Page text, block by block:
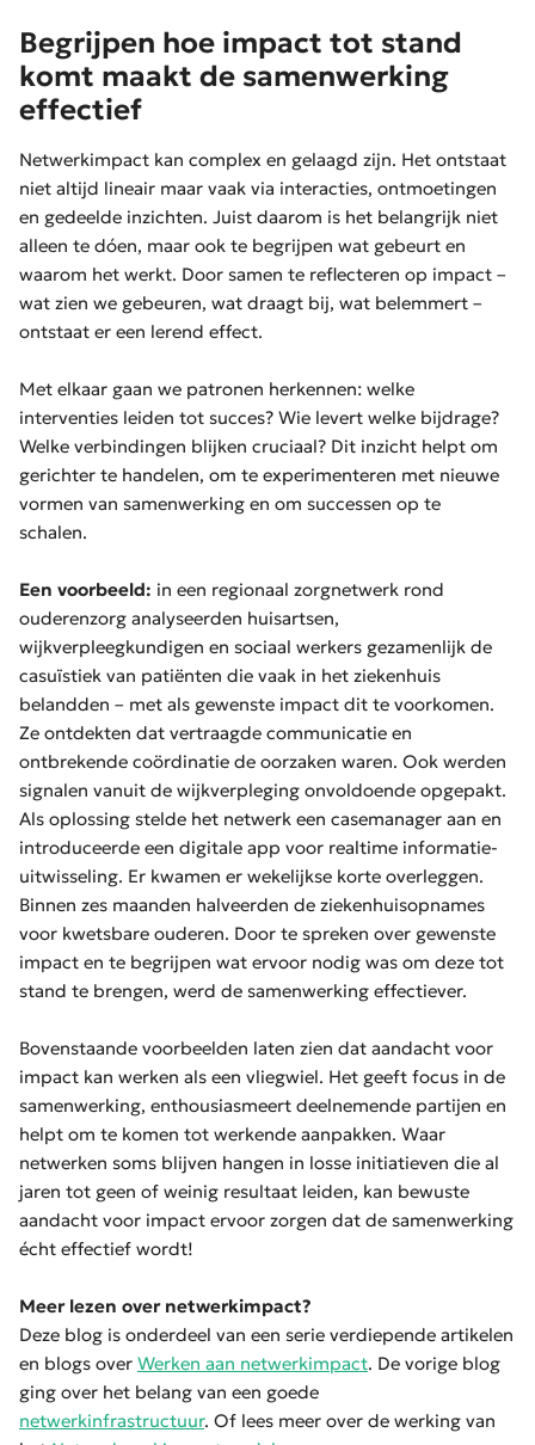
Begrijpen hoe impact tot stand
komt maakt de samenwerking
effectief
Netwerkimpact kan complex en gelaagd zijn. Het ontstaat
niet altijd lineair maar vaak via interacties, ontmoetingen
en gedeelde inzichten. Juist daarom is het belangrijk niet
alleen te dóen, maar ook te begrijpen wat gebeurt en
waarom het werkt. Door samen te reflecteren op impact –
wat zien we gebeuren, wat draagt bij, wat belemmert –
ontstaat er een lerend effect.
Met elkaar gaan we patronen herkennen: welke
interventies leiden tot succes? Wie levert welke bijdrage?
Welke verbindingen blijken cruciaal? Dit inzicht helpt om
gerichter te handelen, om te experimenteren met nieuwe
vormen van samenwerking en om successen op te
schalen.
Een voorbeeld: in een regionaal zorgnetwerk rond
ouderenzorg analyseerden huisartsen,
wijkverpleegkundigen en sociaal werkers gezamenlijk de
casuïstiek van patiënten die vaak in het ziekenhuis
belandden – met als gewenste impact dit te voorkomen.
Ze ontdekten dat vertraagde communicatie en
ontbrekende coördinatie de oorzaken waren. Ook werden
signalen vanuit de wijkverpleging onvoldoende opgepakt.
Als oplossing stelde het netwerk een casemanager aan en
introduceerde een digitale app voor realtime informatie-
uitwisseling. Er kwamen er wekelijkse korte overleggen.
Binnen zes maanden halveerden de ziekenhuisopnames
voor kwetsbare ouderen. Door te spreken over gewenste
impact en te begrijpen wat ervoor nodig was om deze tot
stand te brengen, werd de samenwerking effectiever.
Bovenstaande voorbeelden laten zien dat aandacht voor
impact kan werken als een vliegwiel. Het geeft focus in de
samenwerking, enthousiasmeert deelnemende partijen en
helpt om te komen tot werkende aanpakken. Waar
netwerken soms blijven hangen in losse initiatieven die al
jaren tot geen of weinig resultaat leiden, kan bewuste
aandacht voor impact ervoor zorgen dat de samenwerking
écht effectief wordt!
Meer lezen over netwerkimpact?
Deze blog is onderdeel van een serie verdiepende artikelen
en blogs over Werken aan netwerkimpact. De vorige blog
ging over het belang van een goede
netwerkinfrastructuur. Of lees meer over de werking van